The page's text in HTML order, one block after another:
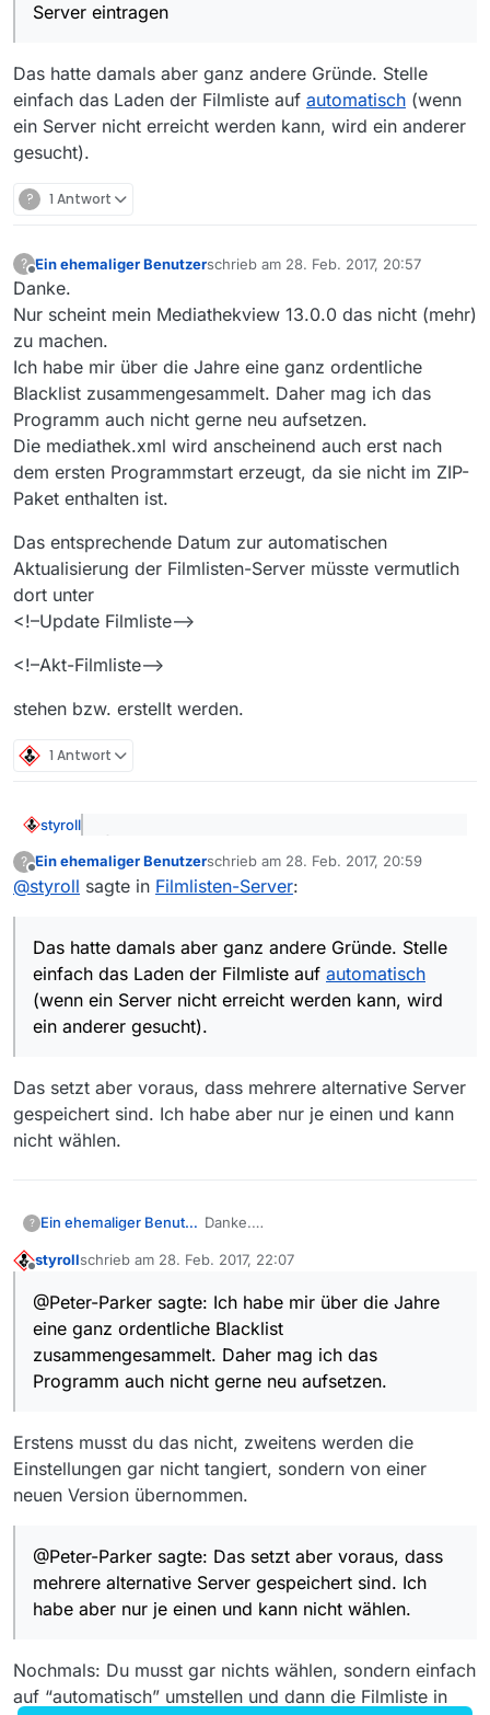
finde ich keine Aufstellung. Meine
Suchen im Forum waren aufwändig,
aber leider erfolglos und in den FAQ
sind sie auch nicht aufgeführt. Daher
Server eintragen
Das hatte damals aber ganz andere Gründe. Stelle
einfach das Laden der Filmliste auf automatisch (wenn
ein Server nicht erreicht werden kann, wird ein anderer
gesucht).
? 1 Antwort
?
Offline
Ein ehemaliger Benutzerschrieb am 28. Feb. 2017, 20:57
zuletzt editiert von
Danke.
Nur scheint mein Mediathekview 13.0.0 das nicht (mehr)
zu machen.
Ich habe mir über die Jahre eine ganz ordentliche
Blacklist zusammengesammelt. Daher mag ich das
Programm auch nicht gerne neu aufsetzen.
Die mediathek.xml wird anscheinend auch erst nach
dem ersten Programmstart erzeugt, da sie nicht im ZIP-
Paket enthalten ist.
Das entsprechende Datum zur automatischen
Aktualisierung der Filmlisten-Server müsste vermutlich
dort unter
<!–Update Filmliste–>
<!–Akt-Filmliste–>
stehen bzw. erstellt werden.
1 Antwort
styroll
@Peter-Parker sagte: Mit dem neuen Team sind
damals auch die Server umgestellt worden.
Seitdem verwende ich http://m1.picn.de/f/Filmliste-
Server eintragen
Das hatte damals aber ganz andere Gründe. Stelle
einfach das Laden der Filmliste auf
gesucht).
?
Offline
Ein ehemaliger Benutzerschrieb am 28. Feb. 2017, 20:59
zuletzt editiert von
@styroll sagte in Filmlisten-Server:
Das hatte damals aber ganz andere Gründe. Stelle
einfach das Laden der Filmliste auf automatisch
(wenn ein Server nicht erreicht werden kann, wird
ein anderer gesucht).
Das setzt aber voraus, dass mehrere alternative Server
gespeichert sind. Ich habe aber nur je einen und kann
nicht wählen.
? Ein ehemaliger Benutzer Danke.
13.0.0 das nicht (mehr) zu machen.
ordentliche Blacklist
zusammengesammelt. Daher mag ich
das Programm auch nicht gerne neu
aufsetzen.
Die mediathek.xml wird anscheinend
ZIP-Paket enthalten ist.
Das entsprechende Datum zur
Filmlisten-Server müsste vermutlich
dort unter
<!–Update Filmliste–>
<!–Akt-Filmliste–>
stehen bzw. erstellt werden.
styrollschrieb am 28. Feb. 2017, 22:07
zuletzt editiert von
@Peter-Parker sagte: Ich habe mir über die Jahre
eine ganz ordentliche Blacklist
zusammengesammelt. Daher mag ich das
Programm auch nicht gerne neu aufsetzen.
Erstens musst du das nicht, zweitens werden die
Einstellungen gar nicht tangiert, sondern von einer
neuen Version übernommen.
@Peter-Parker sagte: Das setzt aber voraus, dass
mehrere alternative Server gespeichert sind. Ich
habe aber nur je einen und kann nicht wählen.
Nochmals: Du musst gar nichts wählen, sondern einfach
auf “automatisch” umstellen und dann die Filmliste in